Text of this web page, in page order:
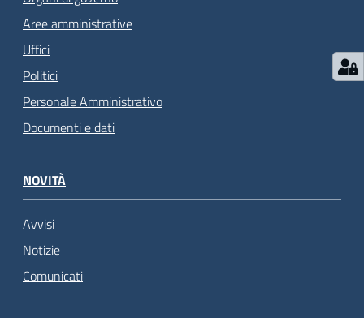
Aree amministrative
Uffici
Politici
Personale Amministrativo
Documenti e dati
NOVITÀ
Avvisi
Notizie
Comunicati